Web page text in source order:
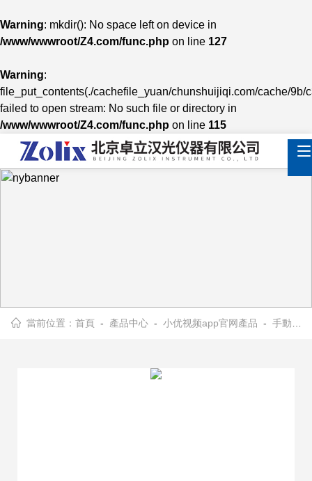
Warning: mkdir(): No space left on device in
/www/wwwroot/Z4.com/func.php on line 127
Warning:
file_put_contents(./cachefile_yuan/chunshuijiqi.com/cache/9b/
failed to open stream: No such file or directory in
/www/wwwroot/Z4.com/func.php on line 115
當前位置：首頁 - 產品中心 -小优视频app官网產品 -手動角位移台